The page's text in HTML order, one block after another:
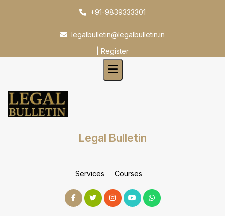
+91-9839333301
legalbulletin@legalbulletin.in
Register
Legal Bulletin
Services Courses